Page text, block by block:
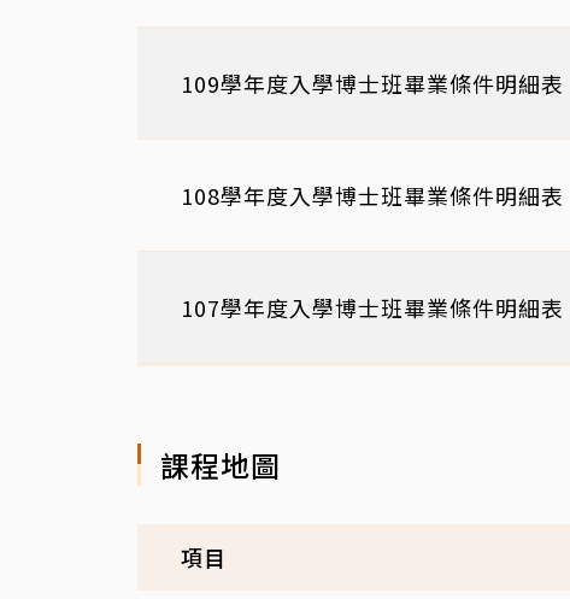
109學年度入學博士班畢業條件明細表
108學年度入學博士班畢業條件明細表
107學年度入學博士班畢業條件明細表
課程地圖
項目